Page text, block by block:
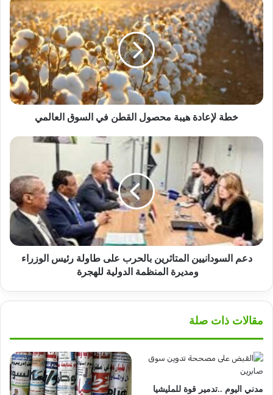
فاجعة.. أطفال يفقدون والدتهم بشكل مفاجئ
ويواجهون مصير قاتم!
لإعادة
هيبة
محصول
القطن
العالمي
خطة لإعادة هيبة محصول القطن في السوق العالمي
دعم
السودانيين
بالحرب
طاولة
رئيس
الوزراء
ومديرة
المنظمة
دعم السودانيين المتاثرين بالحرب على طاولة رئيس الوزراء
ومديرة المنظمة الدولية للهجرة
مقالات ذات صلة
مدني اليوم ..تدمير قوة للمليشيا